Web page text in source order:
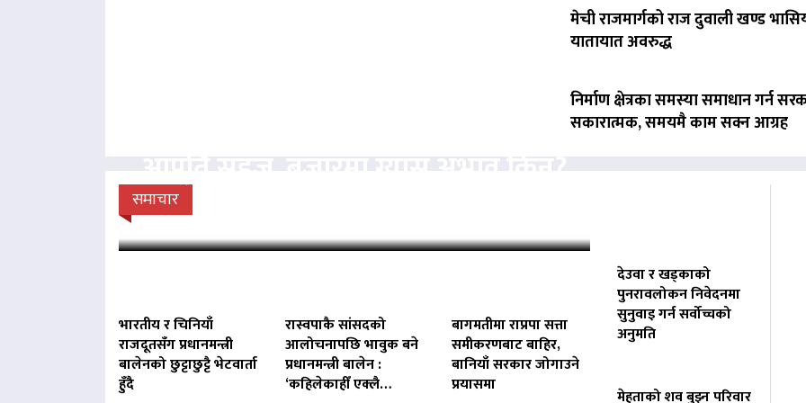
मेची राजमार्गको राज दुवाली खण्ड
यातायात अवरुद्ध
निर्माण क्षेत्रका समस्या समाधान गर्न
सकारात्मक, समयमै काम सक्न आग्रह
समाचार
भारतीय र चिनियाँ
राजदूतसँग प्रधानमन्त्री
बालेनको छुट्टाछुट्टै भेटवार्ता
हुँदै
रास्वपाकै सांसदको
आलोचनापछि भावुक बने
प्रधानमन्त्री बालेन :
‘कहिलेकाहीँ एक्लै…
बागमतीमा राप्रपा सत्ता
समीकरणबाट बाहिर,
बानियाँ सरकार जोगाउने
प्रयासमा
देउवा र खड्काको
पुनरावलोकन निवेदनमा
सुनुवाइ गर्न सर्वोच्चको
अनुमति
मेहताको शव बुझ्न परिवार